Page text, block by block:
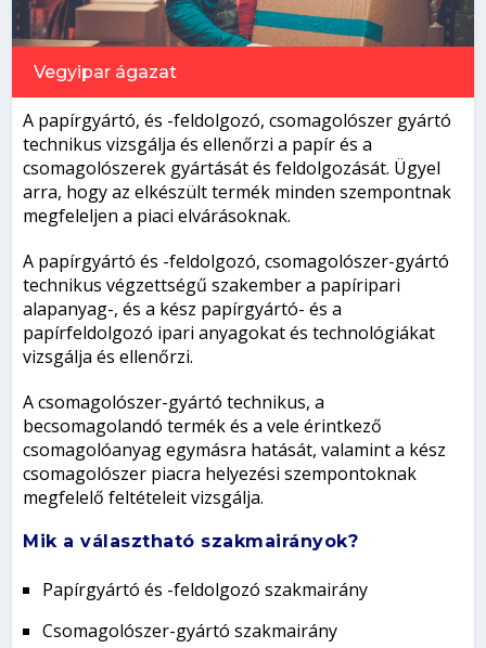
Vegyipar ágazat
A papírgyártó, és -feldolgozó, csomagolószer gyártó
technikus vizsgálja és ellenőrzi a papír és a
csomagolószerek gyártását és feldolgozását. Ügyel
arra, hogy az elkészült termék minden szempontnak
megfeleljen a piaci elvárásoknak.
A papírgyártó és -feldolgozó, csomagolószer-gyártó
technikus végzettségű szakember a papíripari
alapanyag-, és a kész papírgyártó- és a
papírfeldolgozó ipari anyagokat és technológiákat
vizsgálja és ellenőrzi.
A csomagolószer-gyártó technikus, a
becsomagolandó termék és a vele érintkező
csomagolóanyag egymásra hatását, valamint a kész
csomagolószer piacra helyezési szempontoknak
megfelelő feltételeit vizsgálja.
Mik a választható szakmairányok?
Papírgyártó és -feldolgozó szakmairány
Csomagolószer-gyártó szakmairány